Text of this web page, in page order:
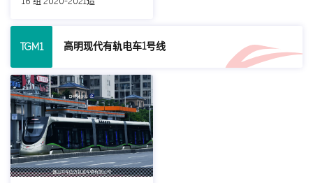
TGM1 高明现代有轨电车1号线
佛山中车四方轨道车辆有限公司